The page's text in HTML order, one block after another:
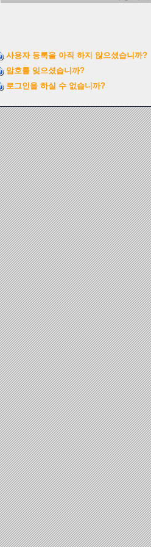
사용자 등록을 아직 하지 않으셨습니까?
암호를 잊으셨습니까?
로그인을 하실 수 없습니까?